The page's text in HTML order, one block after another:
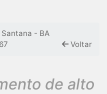
Santana - BA
Voltar
de alto